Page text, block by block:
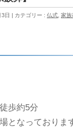
日 カテゴリー : 仏式 家族
歩約5分
となっておりま